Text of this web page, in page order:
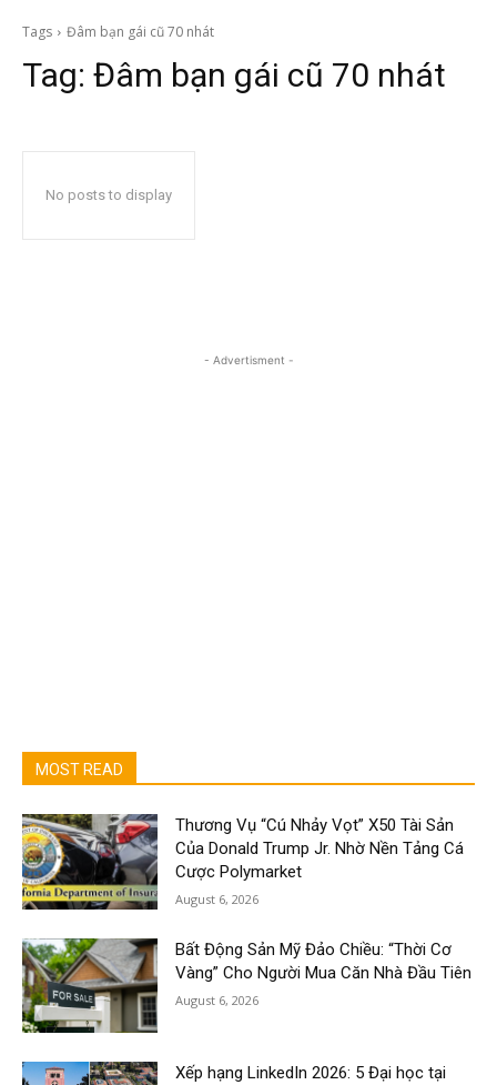
Tags Đâm bạn gái cũ 70 nhát
Tag: Đâm bạn gái cũ 70 nhát
No posts to display
- Advertisment -
MOST READ
Thương Vụ “Cú Nhảy Vọt” X50 Tài Sản
Của Donald Trump Jr. Nhờ Nền Tảng Cá
Cược Polymarket
August 6, 2026
Bất Động Sản Mỹ Đảo Chiều: “Thời Cơ
Vàng” Cho Người Mua Căn Nhà Đầu Tiên
August 6, 2026
Xếp hạng LinkedIn 2026: 5 Đại học tại